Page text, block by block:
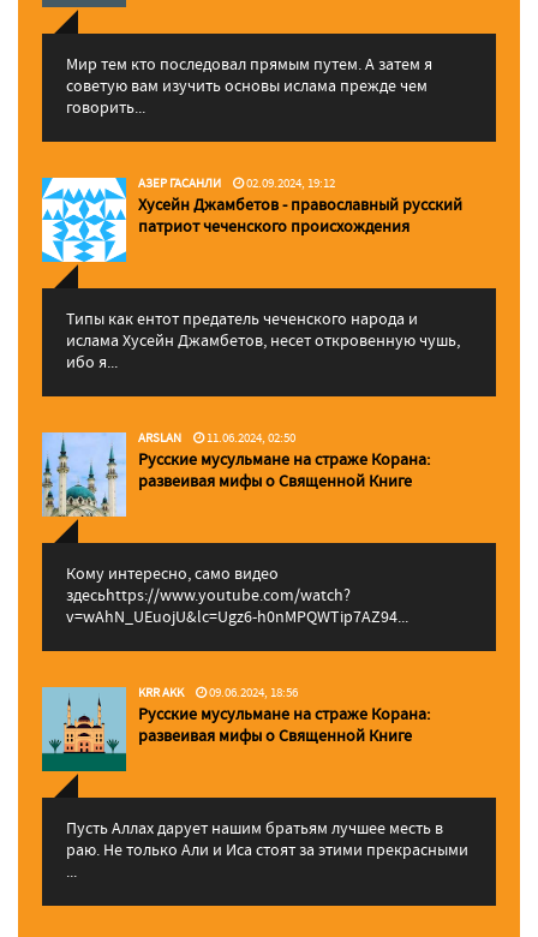
Мир тем кто последовал прямым путем. А затем я
советую вам изучить основы ислама прежде чем
говорить...
АЗЕР ГАСАНЛИ 02.09.2024, 19:12
Хусейн Джамбетов - православный русский
патриот чеченского происхождения
Типы как ентот предатель чеченского народа и
ислама Хусейн Джамбетов, несет откровенную чушь,
ибо я...
ARSLAN 11.06.2024, 02:50
Русские мусульмане на страже Корана:
pазвеивая мифы о Священной Книге
Кому интересно, само видео
здесьhttps://www.youtube.com/watch?
v=wAhN_UEuojU&lc=Ugz6-h0nMPQWTip7AZ94...
KRR AKK 09.06.2024, 18:56
Русские мусульмане на страже Корана:
pазвеивая мифы о Священной Книге
Пусть Аллах дарует нашим братьям лучшее месть в
раю. Не только Али и Иса стоят за этими прекрасными
...